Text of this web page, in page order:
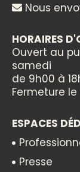
Nous
HORAIRES
Ouvert au
samedi
de 9h00 à
Fermeture
ESPACES
Presse